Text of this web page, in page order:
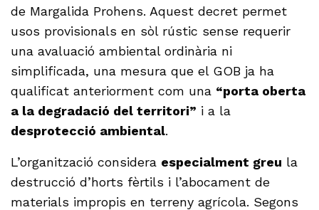
de Margalida Prohens. Aquest decret permet
usos provisionals en sòl rústic sense requerir
una avaluació ambiental ordinària ni
simplificada, una mesura que el GOB ja ha
qualificat anteriorment com una “porta oberta
a la degradació del territori” i a la
desprotecció ambiental.
L’organització considera especialment greu la
destrucció d’horts fèrtils i l’abocament de
materials impropis en terreny agrícola. Segons